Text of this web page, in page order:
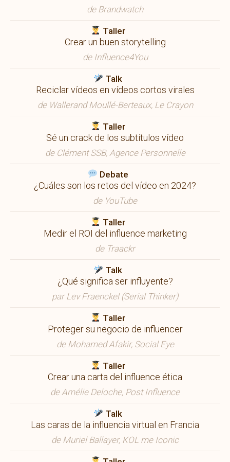
de Brandwatch
Taller
Crear un buen storytelling
de Influence4You
Talk
Reciclar vídeos en vídeos cortos virales
de Wallerand Moullé-Berteaux, Le Crayon
Taller
Sé un crack de los subtítulos vídeo
de Clément SSB, Agence Personnelle
Debate
¿Cuáles son los retos del vídeo en 2024?
de YouTube
Taller
Medir el ROI del influence marketing
de Traackr
Talk
¿Qué significa ser influyente?
par Lev Fraenckel (Serial Thinker)
Taller
Proteger su negocio de influencer
de Mohamed Afakir, Social Eye
Taller
Crear una carta del influence ética
de Amélie Deloche, Post Influence
Talk
Las caras de la influencia virtual en Francia
de Muriel Ballayer, KOL me Iconic